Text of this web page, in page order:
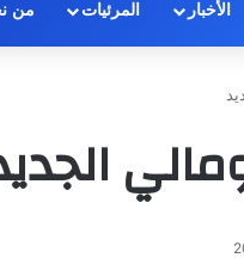
الأخبار المرئيات من